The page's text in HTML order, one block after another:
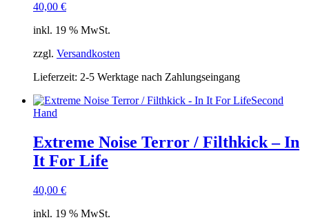
40,00 €
inkl. 19 % MwSt.
zzgl. Versandkosten
Lieferzeit: 2-5 Werktage nach Zahlungseingang
Second
Hand
Extreme Noise Terror / Filthkick – In
It For Life
40,00 €
inkl. 19 % MwSt.